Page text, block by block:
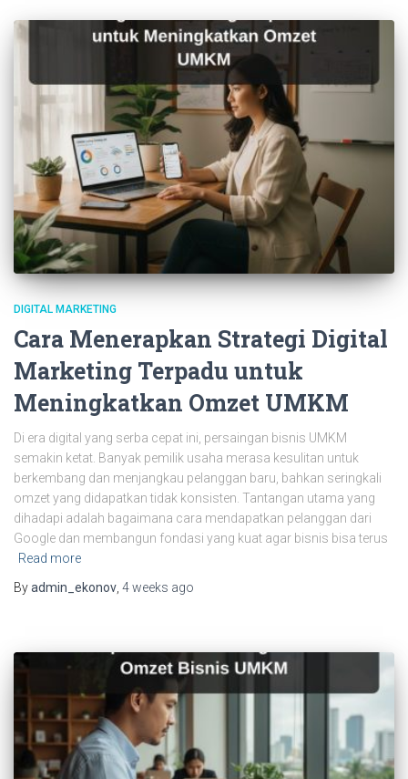
DIGITAL MARKETING
Cara Menerapkan Strategi Digital
Marketing Terpadu untuk
Meningkatkan Omzet UMKM
Di era digital yang serba cepat ini, persaingan bisnis UMKM
semakin ketat. Banyak pemilik usaha merasa kesulitan untuk
berkembang dan menjangkau pelanggan baru, bahkan seringkali
omzet yang didapatkan tidak konsisten. Tantangan utama yang
dihadapi adalah bagaimana cara mendapatkan pelanggan dari
Google dan membangun fondasi yang kuat agar bisnis bisa terus
Read more
Byadmin_ekonov, 4 weeks ago